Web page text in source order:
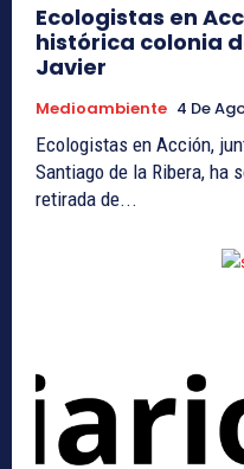
Ecologistas en
histórica colonia
Javier
Medioambiente 4 De
Ecologistas en Acción,
Santiago de la Ribera, ha
retirada de...